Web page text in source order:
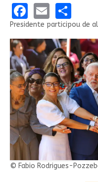
Facebook
Email
Presidente participou de
© Fabio Rodrigues-